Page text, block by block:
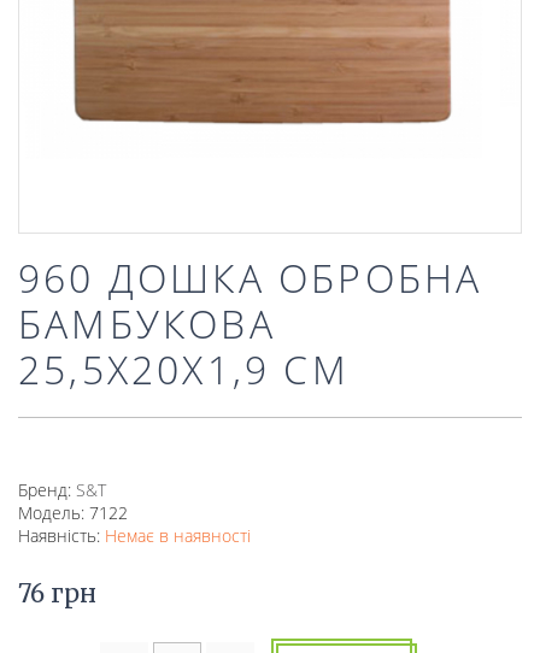
960 ДОШКА ОБРОБНА
БАМБУКОВА
25,5Х20Х1,9 СМ
Бренд: S&T
Модель: 7122
Наявність: Немає в наявності
76 грн